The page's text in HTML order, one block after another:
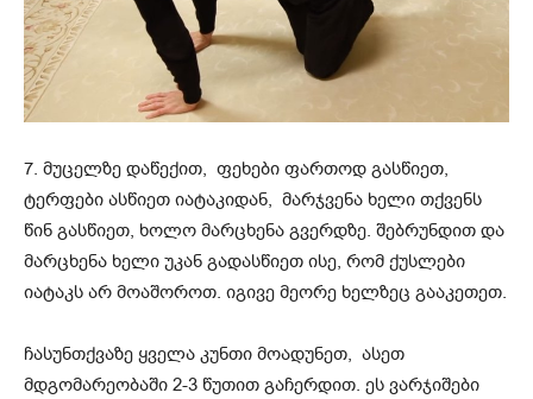
7. მუცელზე დაწექით, ფეხები ფართოდ გასწიეთ,
ტერფები ასწიეთ იატაკიდან, მარჯვენა ხელი თქვენს
წინ გასწიეთ, ხოლო მარცხენა გვერდზე. შებრუნდით და
მარცხენა ხელი უკან გადასწიეთ ისე, რომ ქუსლები
იატაკს არ მოაშოროთ. იგივე მეორე ხელზეც გააკეთეთ.
ჩასუნთქვაზე ყველა კუნთი მოადუნეთ, ასეთ
მდგომარეობაში 2-3 წუთით გაჩერდით. ეს ვარჯიშები